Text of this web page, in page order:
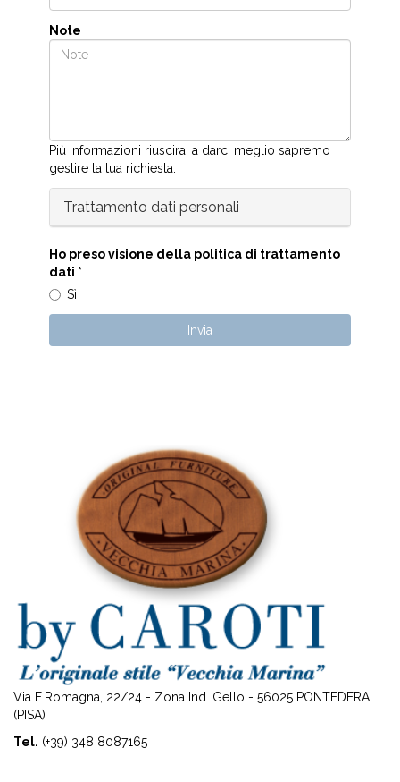
Note
Più informazioni riuscirai a darci meglio sapremo
gestire la tua richiesta.
Trattamento dati personali
Ho preso visione della politica di trattamento
dati *
Sì
Invia
Via E.Romagna, 22/24 - Zona Ind. Gello - 56025 PONTEDERA
(PISA)
Tel. (+39) 348 8087165